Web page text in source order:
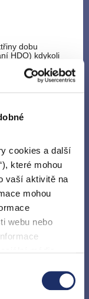
cookies a další
které mohou
vaší aktivitě na
mohou
webu nebo
nebo které
služby. Jaké
dobu
HDO) kdykoli
jsou pravidelně